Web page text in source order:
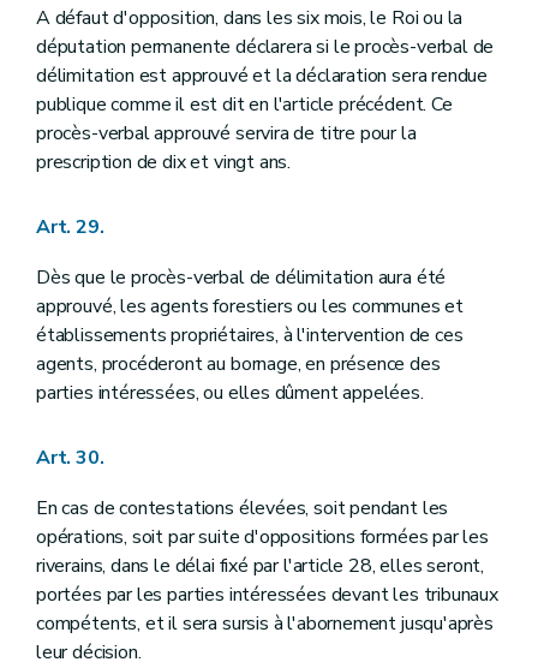
A défaut d'opposition, dans les six mois, le Roi ou la
députation permanente déclarera si le procès-verbal de
délimitation est approuvé et la déclaration sera rendue
publique comme il est dit en l'article précédent. Ce
procès-verbal approuvé servira de titre pour la
prescription de dix et vingt ans.
Art. 29.
Dès que le procès-verbal de délimitation aura été
approuvé, les agents forestiers ou les communes et
établissements propriétaires, à l'intervention de ces
agents, procéderont au bornage, en présence des
parties intéressées, ou elles dûment appelées.
Art. 30.
En cas de contestations élevées, soit pendant les
opérations, soit par suite d'oppositions formées par les
riverains, dans le délai fixé par l'article 28, elles seront,
portées par les parties intéressées devant les tribunaux
compétents, et il sera sursis à l'abornement jusqu'après
leur décision.